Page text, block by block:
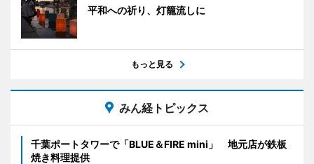
平和への祈り、灯籠流しに
もっと見る
みん経トピックス
千葉ポートタワーで「BLUE＆FIRE mini」 地元店が鉄板
焼き料理提供